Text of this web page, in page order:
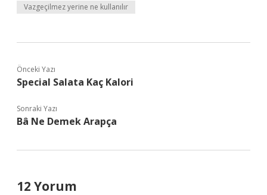
Vazgeçilmez yerine ne kullanılır
Önceki Yazı
Special Salata Kaç Kalori
Sonraki Yazı
Bâ Ne Demek Arapça
12 Yorum